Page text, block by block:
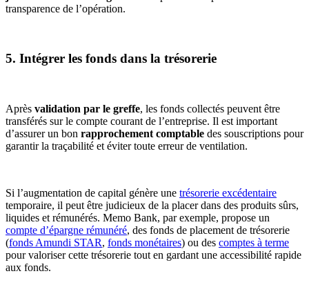
transparence de l’opération.
5. Intégrer les fonds dans la trésorerie
Après validation par le greffe, les fonds collectés peuvent être
transférés sur le compte courant de l’entreprise. Il est important
d’assurer un bon rapprochement comptable des souscriptions pour
garantir la traçabilité et éviter toute erreur de ventilation.
Si l’augmentation de capital génère une trésorerie excédentaire
temporaire, il peut être judicieux de la placer dans des produits sûrs,
liquides et rémunérés. Memo Bank, par exemple, propose un
compte d’épargne rémunéré, des fonds de placement de trésorerie
(fonds Amundi STAR, fonds monétaires) ou des comptes à terme
pour valoriser cette trésorerie tout en gardant une accessibilité rapide
aux fonds.